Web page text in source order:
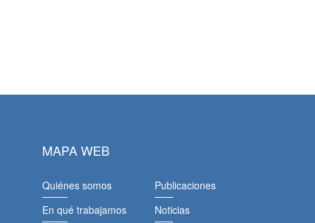
MAPA WEB
Quiénes somos
En qué trabajamos
Publicaciones
Noticias